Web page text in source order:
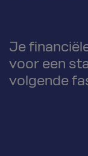
Je
voor een
volgende